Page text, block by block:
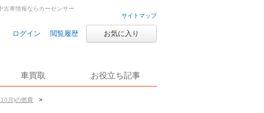
サイトマップ
ログイン 閲覧履歴 お気に入り
車買取 お役立ち記事
月)の燃費 >
古車情報ならカーセンサー